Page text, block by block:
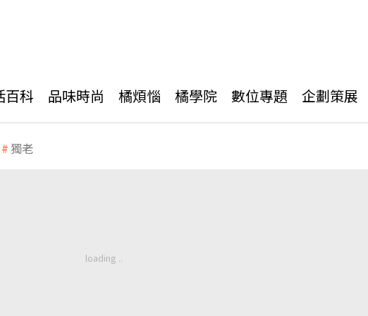
百科 品味時尚 橘煩惱 橘學院 數位專題 企劃策展
獨老